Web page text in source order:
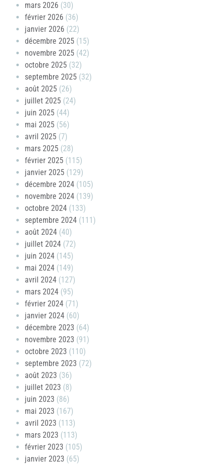
mars 2026 (30)
février 2026 (36)
janvier 2026 (22)
décembre 2025 (15)
novembre 2025 (42)
octobre 2025 (32)
septembre 2025 (32)
août 2025 (26)
juillet 2025 (24)
juin 2025 (44)
mai 2025 (56)
avril 2025 (7)
mars 2025 (28)
février 2025 (115)
janvier 2025 (129)
décembre 2024 (105)
novembre 2024 (139)
octobre 2024 (133)
septembre 2024 (111)
août 2024 (40)
juillet 2024 (72)
juin 2024 (145)
mai 2024 (149)
avril 2024 (127)
mars 2024 (95)
février 2024 (71)
janvier 2024 (60)
décembre 2023 (64)
novembre 2023 (91)
octobre 2023 (110)
septembre 2023 (72)
août 2023 (36)
juillet 2023 (8)
juin 2023 (86)
mai 2023 (167)
avril 2023 (113)
mars 2023 (113)
février 2023 (105)
janvier 2023 (65)